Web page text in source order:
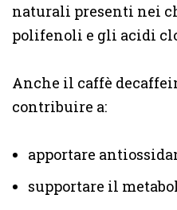
naturali presenti nei
polifenoli e gli acidi
Anche il caffè
contribuire a:
apportare
supportare il